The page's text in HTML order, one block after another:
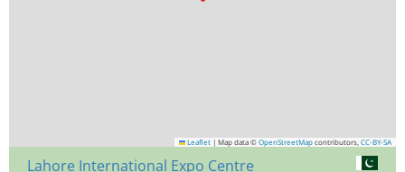
Leaflet | Map data © OpenStreetMap contributors, CC-BY-SA
Lahore International Expo Centre